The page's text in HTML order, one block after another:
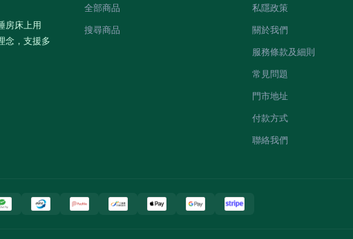
房床上用
念，支援多
全部商品
搜尋商品
私隱政策
關於我們
服務條款及細則
常見問題
門市地址
付款方式
聯絡我們